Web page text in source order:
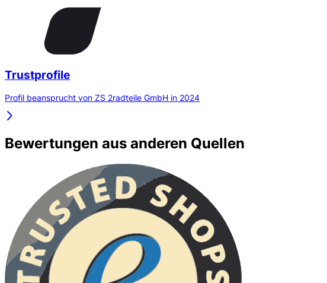
Trustprofile
Profil beansprucht von ZS 2radteile GmbH in 2024
Bewertungen aus anderen Quellen